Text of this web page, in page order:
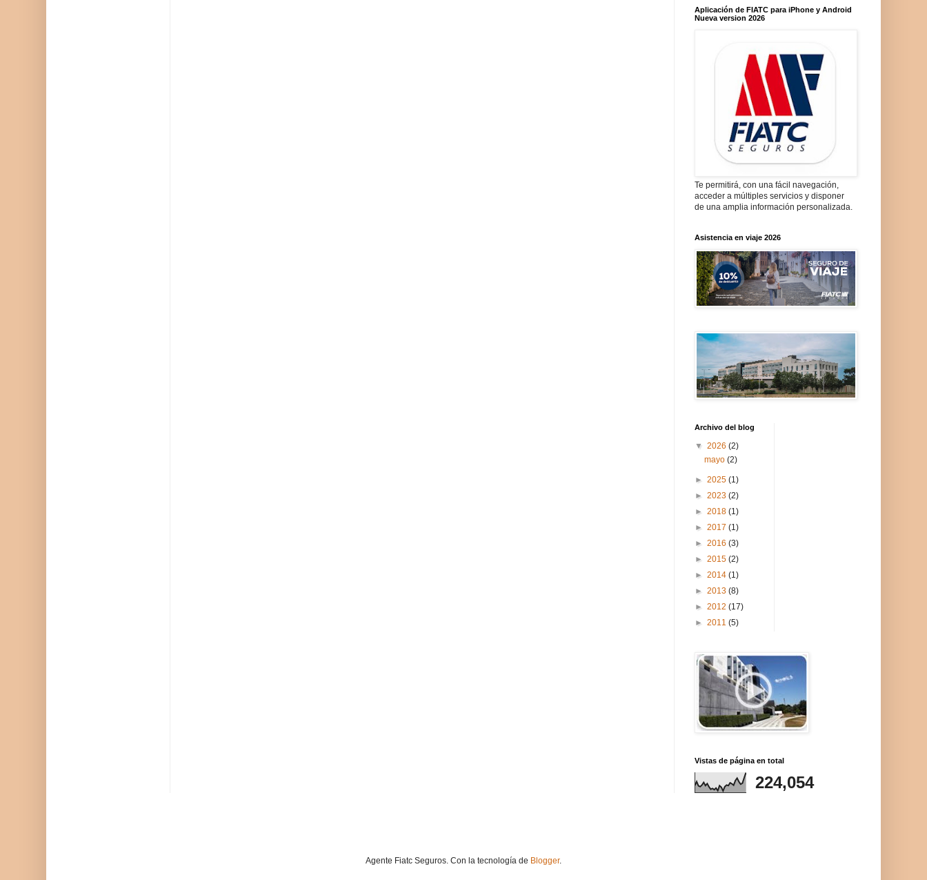
Aplicación de FIATC para iPhone y Android
Nueva version 2026
Te permitirá, con una fácil navegación,
acceder a múltiples servicios y disponer
de una amplia información personalizada.
Asistencia en viaje 2026
Archivo del blog
▼ 2026 (2)
mayo(2)
► 2025 (1)
► 2023 (2)
► 2018 (1)
► 2017 (1)
► 2016 (3)
► 2015 (2)
► 2014 (1)
► 2013 (8)
► 2012 (17)
► 2011 (5)
Vistas de página en total
224,054
Agente Fiatc Seguros. Con la tecnología de Blogger.